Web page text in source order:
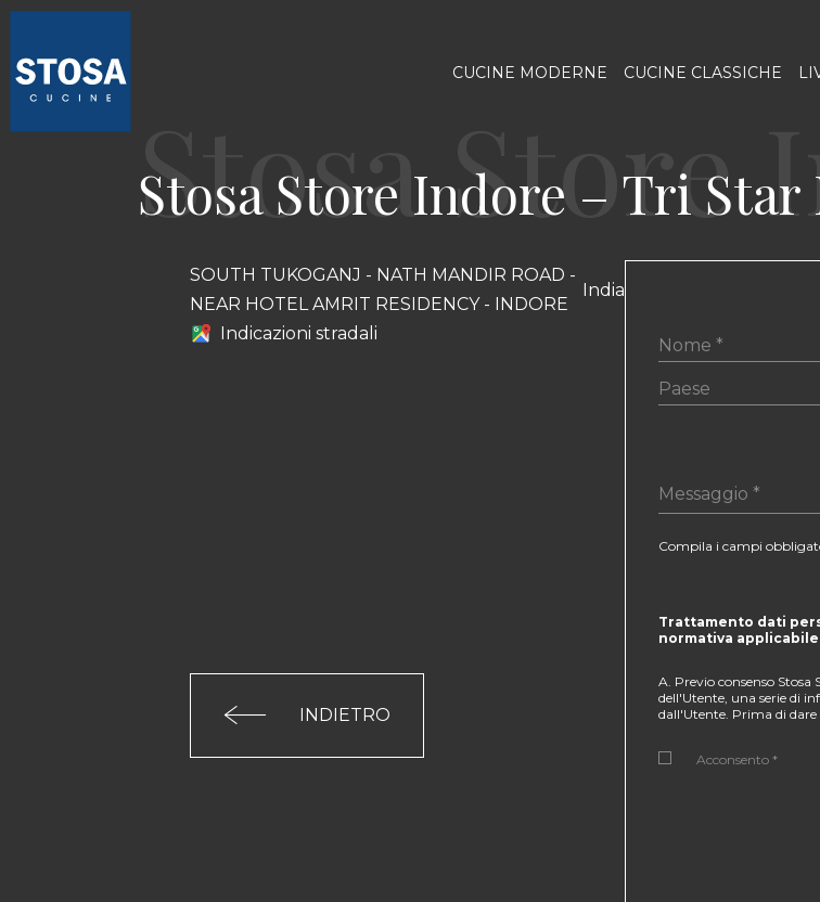
CUCINE MODERNE CUCINE CLASSICHE
Stosa Store Indore – Tri
SOUTH TUKOGANJ - NATH MANDIR ROAD -
NEAR HOTEL AMRIT RESIDENCY - INDORE
India
Indicazioni stradali
INDIETRO
Compila i campi
Trattamento dati
normativa applicabile
A. Previo consenso
dell'Utente, una serie di
dall'Utente. Prima di
Acconsento *